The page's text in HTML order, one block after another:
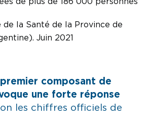
de plus de 186 000 personnes
de la Santé de la Province de
Juin 2021
composant de
une forte réponse
les chiffres officiels de